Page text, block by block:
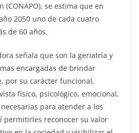
(CONAPO), se estima que en
2050 uno de cada cuatro
de 60 años.
señala que son la geriatría y
encargadas de brindar
por su carácter funcional,
físico, psicológico, emocional,
para atender a los
permitirles reconocer su valor